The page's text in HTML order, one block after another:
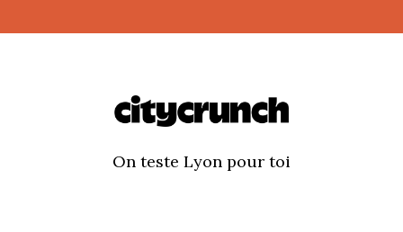
On teste Lyon pour toi